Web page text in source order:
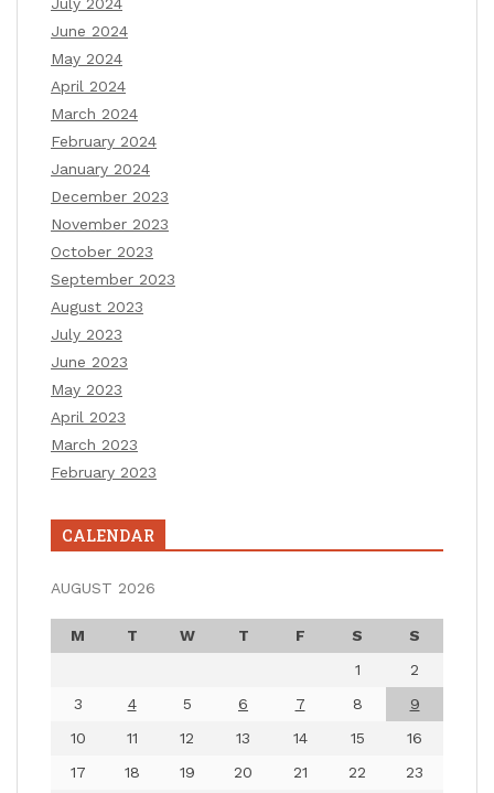
June 2024
May 2024
April 2024
March 2024
February 2024
January 2024
December 2023
November 2023
October 2023
September 2023
August 2023
July 2023
June 2023
May 2023
April 2023
March 2023
February 2023
CALENDAR
AUGUST 2026
M T W T F S
S
1
2
3
4 5 6 7 8
9
10
11 12 13 14 15
16
17
18 19 20 21 22
23